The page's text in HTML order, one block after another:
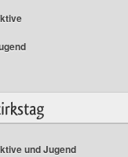
und Jugend